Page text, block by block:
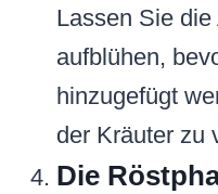
Lassen Sie
aufblühen,
hinzugefügt
der Kräuter zu
Die